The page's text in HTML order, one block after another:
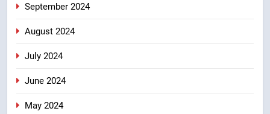
September 2024
August 2024
July 2024
June 2024
May 2024